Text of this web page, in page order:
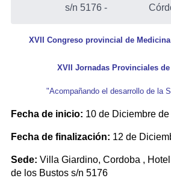
s/n 5176 -
XVII Congreso provincial de
XVII Jornadas Provinciales
"Acompañando el desarrollo de la
Fecha de inicio: 10 de Diciembre
Fecha de finalización: 12 de
Sede: Villa Giardino, Cordoba ,
de los Bustos s/n 5176